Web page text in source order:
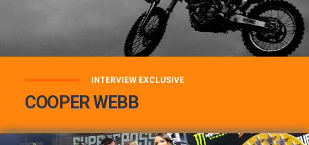
INTERVIEW EXCLUSIVE
COOPER WEBB